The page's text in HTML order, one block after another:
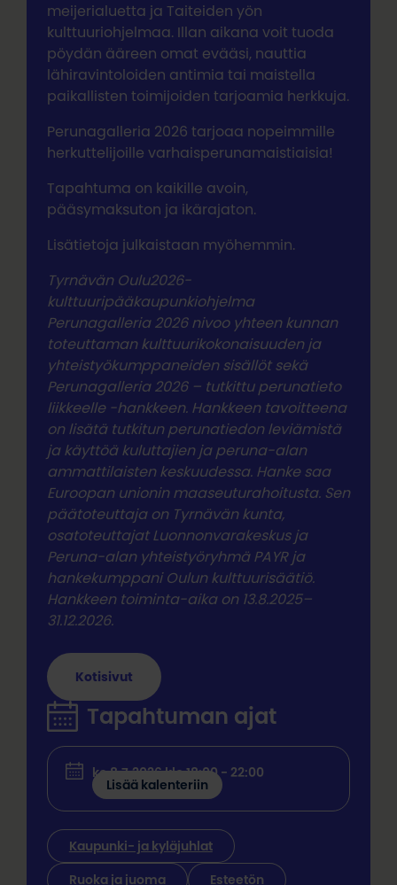
meijerialuetta ja Taiteiden yön
kulttuuriohjelmaa. Illan aikana voit tuoda
pöydän ääreen omat evääsi, nauttia
lähiravintoloiden antimia tai maistella
paikallisten toimijoiden tarjoamia herkkuja.
Perunagalleria 2026 tarjoaa nopeimmille
herkuttelijoille varhaisperunamaistiaisia!
Tapahtuma on kaikille avoin,
pääsymaksuton ja ikärajaton.
Lisätietoja julkaistaan myöhemmin.
Tyrnävän Oulu2026-
kulttuuripääkaupunkiohjelma
Perunagalleria 2026 nivoo yhteen kunnan
toteuttaman kulttuurikokonaisuuden ja
yhteistyökumppaneiden sisällöt sekä
Perunagalleria 2026 – tutkittu perunatieto
liikkeelle -hankkeen. Hankkeen tavoitteena
on lisätä tutkitun perunatiedon leviämistä
ja käyttöä kuluttajien ja peruna-alan
ammattilaisten keskuudessa. Hanke saa
Euroopan unionin maaseuturahoitusta. Sen
päätoteuttaja on Tyrnävän kunta,
osatoteuttajat Luonnonvarakeskus ja
Peruna-alan yhteistyöryhmä PAYR ja
hankekumppani Oulun kulttuurisäätiö.
Hankkeen toiminta-aika on 13.8.2025–
31.12.2026.
Kotisivut
Tapahtuman ajat
ke 8.7.2026 klo 18:00 - 22:00
Lisää kalenteriin
Kaupunki- ja kyläjuhlat
Ruoka ja juoma Esteetön